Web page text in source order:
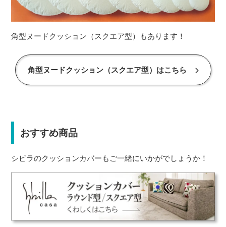
角型ヌードクッション（スクエア型）もあります！
角型ヌードクッション（スクエア型）はこちら
おすすめ商品
シビラのクッションカバーもご一緒にいかがでしょうか！